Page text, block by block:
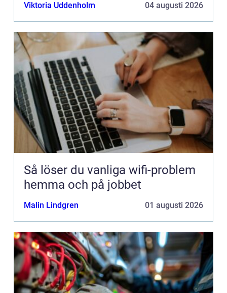
Viktoria Uddenholm 04 augusti 2026
Så löser du vanliga wifi-problem
hemma och på jobbet
Malin Lindgren 01 augusti 2026